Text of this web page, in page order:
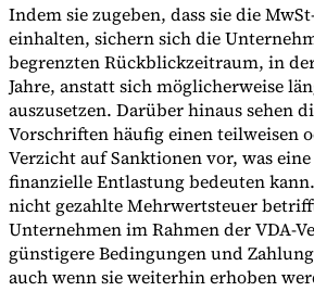
Indem sie zugeben, dass sie die
einhalten, sichern sich die
begrenzten Rückblickzeitraum, in
Jahre, anstatt sich möglicherweise
auszusetzen. Darüber hinaus sehen
Vorschriften häufig einen teilweisen
Verzicht auf Sanktionen vor, was
finanzielle Entlastung bedeuten
nicht gezahlte Mehrwertsteuer
Unternehmen im Rahmen der VDA-
günstigere Bedingungen und
auch wenn sie weiterhin erhoben